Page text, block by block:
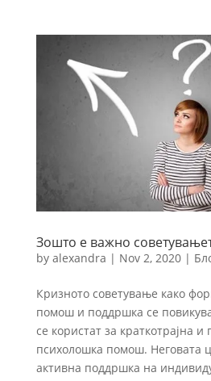
Зошто е важно
by alexandra | Nov 2, 2020|
Кризното советување како
помош и поддршка се
се користат за краткотрајна
психолошка помош. Неговата
активна поддршка на